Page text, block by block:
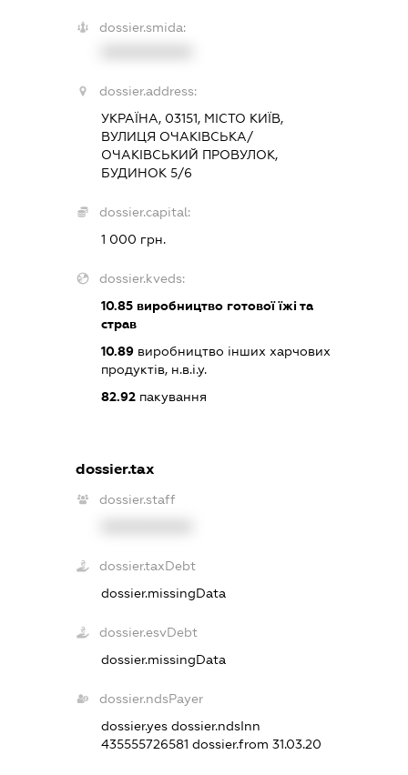
dossier.smida:
dossier.address:
УКРАЇНА, 03151, МІСТО КИЇВ,
ВУЛИЦЯ ОЧАКІВСЬКА/
ОЧАКІВСЬКИЙ ПРОВУЛОК,
БУДИНОК 5/6
dossier.capital:
1 000 грн.
dossier.kveds:
10.85 виробництво готової їжі та
страв
10.89 виробництво інших харчових
продуктів, н.в.і.у.
82.92 пакування
dossier.tax
dossier.staff
dossier.taxDebt
dossier.missingData
dossier.esvDebt
dossier.missingData
dossier.ndsPayer
dossier.yesdossier.ndsInn
435555726581dossier.from 31.03.20